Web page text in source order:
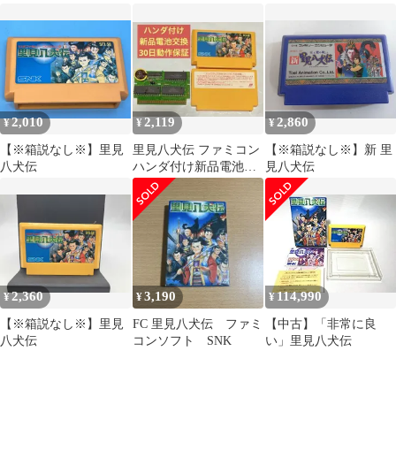
孔雀王
¥2,010
【※箱説なし※】里見
八犬伝
¥ 2,119
里見八犬伝 ファミコン
ハンダ付け新品電池交
換
¥2,860
【※箱説なし※】新 里
見八犬伝
¥2,360
【※箱説なし※】里見
八犬伝
¥3,190
FC 里見八犬伝 ファミ
コンソフト SNK
¥114,990
【中古】「非常に良
い」里見八犬伝